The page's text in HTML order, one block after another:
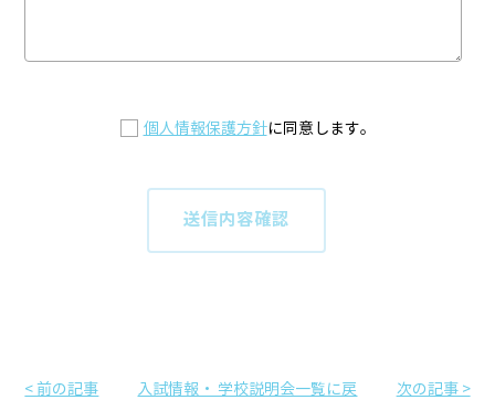
個人情報保護方針に同意します。
< 前の記事 次の記事 >
入試情報・ 学校説明会一覧に戻